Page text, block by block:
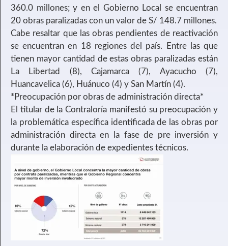
360.0 millones; y en el Gobierno Local se encuentran
20 obras paralizadas con un valor de S/ 148.7 millones.
Cabe resaltar que las obras pendientes de reactivación
se encuentran en 18 regiones del país. Entre las que
tienen mayor cantidad de estas obras paralizadas están
La Libertad (8), Cajamarca (7), Ayacucho (7),
Huancavelica (6), Huánuco (4) y San Martín (4).
*Preocupación por obras de administración directa*
El titular de la Contraloría manifestó su preocupación y
la problemática específica identificada de las obras por
administración directa en la fase de pre inversión y
durante la elaboración de expedientes técnicos.